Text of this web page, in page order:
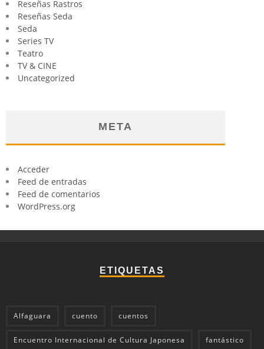
Reseñas Rastros
Reseñas Seda
Seda
Series TV
Teatro
TV & CINE
Uncategorized
META
Acceder
Feed de entradas
Feed de comentarios
WordPress.org
ETIQUETAS
Alfaguara cuento cuentos
Encuentro Internacional de Cultura Japonesa fantástico